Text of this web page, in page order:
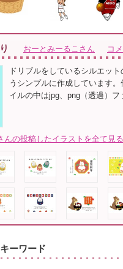
おーとみーるこさん コ
ドリブルをしているシルエッ
うシンプルに作成しています
イルの中はjpg、png（透過）フ
んの投稿したイラストを全て見る
ーワード